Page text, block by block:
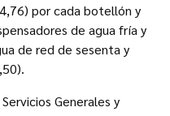
por cada botellón y
de agua fría y
de red de sesenta y
Generales y